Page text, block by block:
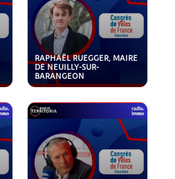
RAPHAËL RUEGGER, MAIRE
DE NEUILLY-SUR-
BARANGEON